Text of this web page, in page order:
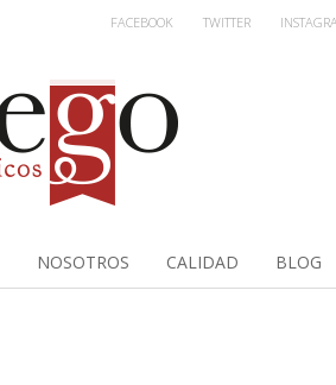
FACEBOOK TWITTER
NOSOTROS CALIDAD BLOG